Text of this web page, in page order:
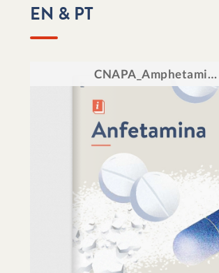
EN & PT